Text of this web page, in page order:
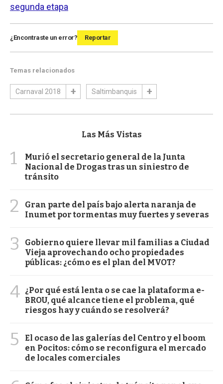
segunda etapa
¿Encontraste un error? Reportar
Temas relacionados
Carnaval 2018 Saltimbanquis
Las Más Vistas
1
Murió el secretario general de la Junta
Nacional de Drogas tras un siniestro de
tránsito
2
Gran parte del país bajo alerta naranja de
Inumet por tormentas muy fuertes y severas
3
Gobierno quiere llevar mil familias a Ciudad
Vieja aprovechando ocho propiedades
públicas: ¿cómo es el plan del MVOT?
4 ¿Por qué está lenta o se cae la plataforma e-
BROU, qué alcance tiene el problema, qué
riesgos hay y cuándo se resolverá?
5
El ocaso de las galerías del Centro y el boom
en Pocitos: cómo se reconfigura el mercado
de locales comerciales